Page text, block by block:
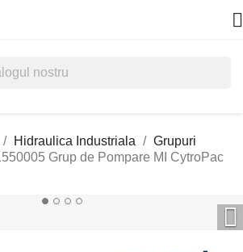

Hidraulica Industriala
Grupuri
Grup de Pompare MI CytroPac
